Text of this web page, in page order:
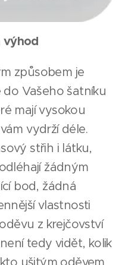
výhod
způsobem je
do Vašeho šatníku
mají vysokou
vydrží déle.
střih i látku,
žádným
bod, žádná
vlastnosti
z krejčovství
tedy vidět, kolik